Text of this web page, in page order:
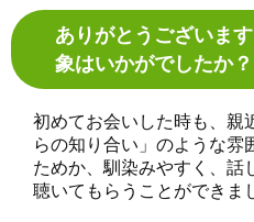
ありがとうございま
象はいかがでしたか？
初めてお会いした時も、親
らの知り合い」のような雰
ためか、馴染みやすく、話
聴いてもらうことができま